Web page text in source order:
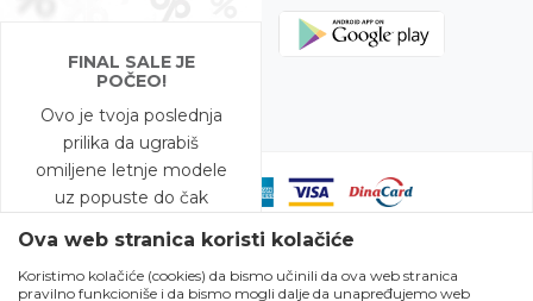
FINAL SALE JE
POČEO!
Ovo je tvoja poslednja
prilika da ugrabiš
omiljene letnje modele
uz popuste do čak
A to nije sve – na
Nastojimo da budemo što precizniji u opisu proizvoda, prikazu slika i
Ova web stranica koristi kolačiće
Koristimo kolačiće (cookies) da bismo učinili da ova web stranica
pravilno funkcioniše i da bismo mogli dalje da unapređujemo web